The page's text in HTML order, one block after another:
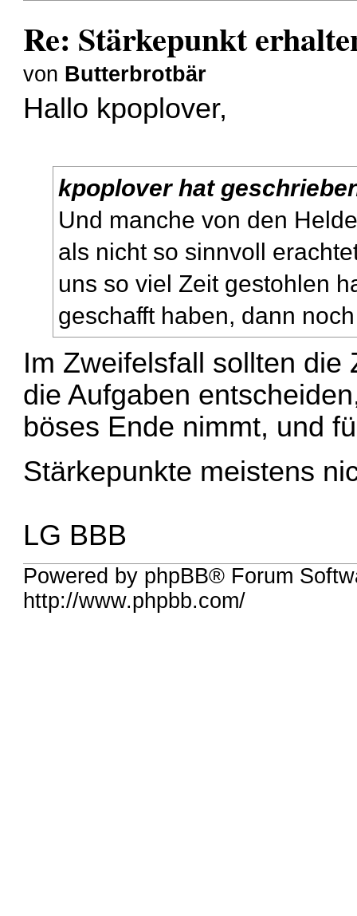
Re: Stärkepunkt
von Butterbrotbär
Hallo kpoplover,
kpoplover hat
Und manche von den
als nicht so sinnvoll
uns so viel Zeit gestohlen
geschafft haben, dann
Im Zweifelsfall sollten die
die Aufgaben
böses Ende nimmt, und
Stärkepunkte meistens
LG BBB
Powered by phpBB® Forum
http://www.phpbb.com/